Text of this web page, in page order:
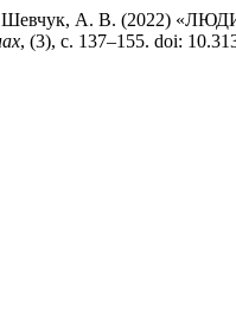
Шевчук, А. В. (2022)
, (3), с. 137–155. doi: